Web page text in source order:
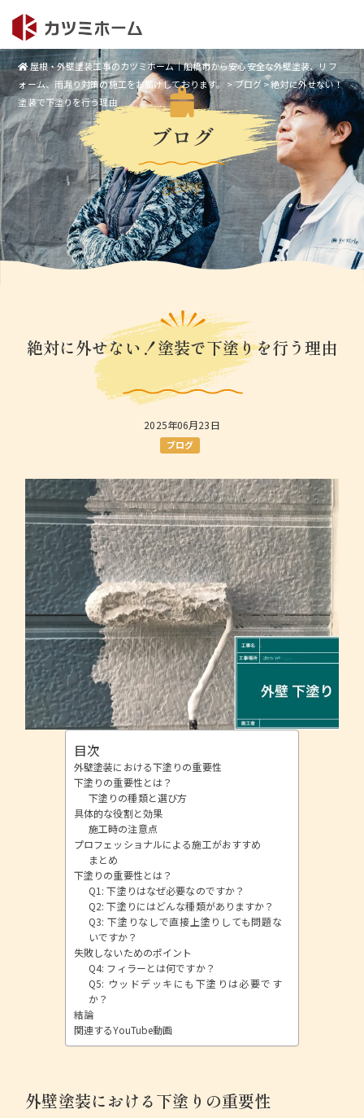
屋根・外壁塗装工事のカツミホーム｜船橋市から安心安全な外壁塗装、リフ
ォーム、雨漏り対策の施工をお届けしております。>ブログ>絶対に外せない！
塗装で下塗りを行う理由
ブログ
Blog
絶対に外せない！塗装で下塗りを行う理由
2025年06月23日
ブログ
目次
外壁塗装における下塗りの重要性
下塗りの重要性とは？
下塗りの種類と選び方
具体的な役割と効果
施工時の注意点
プロフェッショナルによる施工がおすすめ
まとめ
下塗りの重要性とは？
Q1: 下塗りはなぜ必要なのですか？
Q2: 下塗りにはどんな種類がありますか？
Q3: 下塗りなしで直接上塗りしても問題な
いですか？
失敗しないためのポイント
Q4: フィラーとは何ですか？
Q5: ウッドデッキにも下塗りは必要です
か？
結論
関連するYouTube動画
外壁塗装における下塗りの重要性